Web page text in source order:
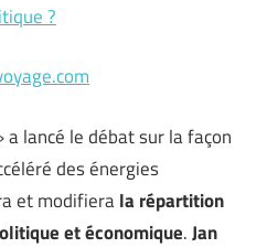
?
a lancé le débat sur la façon
des énergies
et modifierala répartition
et économique.Jan